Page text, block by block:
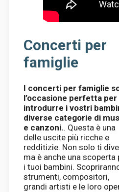
Concerti per
famiglie
I concerti per famiglie
l’occasione perfetta per
introdurre i vostri
diverse categorie di
e canzoni.. Questa è una
delle uscite più ricche e
redditizie. Non solo ti
ma è anche una scoperta
i tuoi bambini.
strumenti, compositori,
grandi artisti e le loro